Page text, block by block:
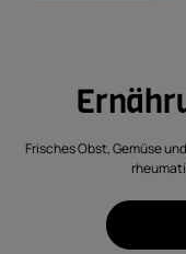
Frisches Obst, Gemüse